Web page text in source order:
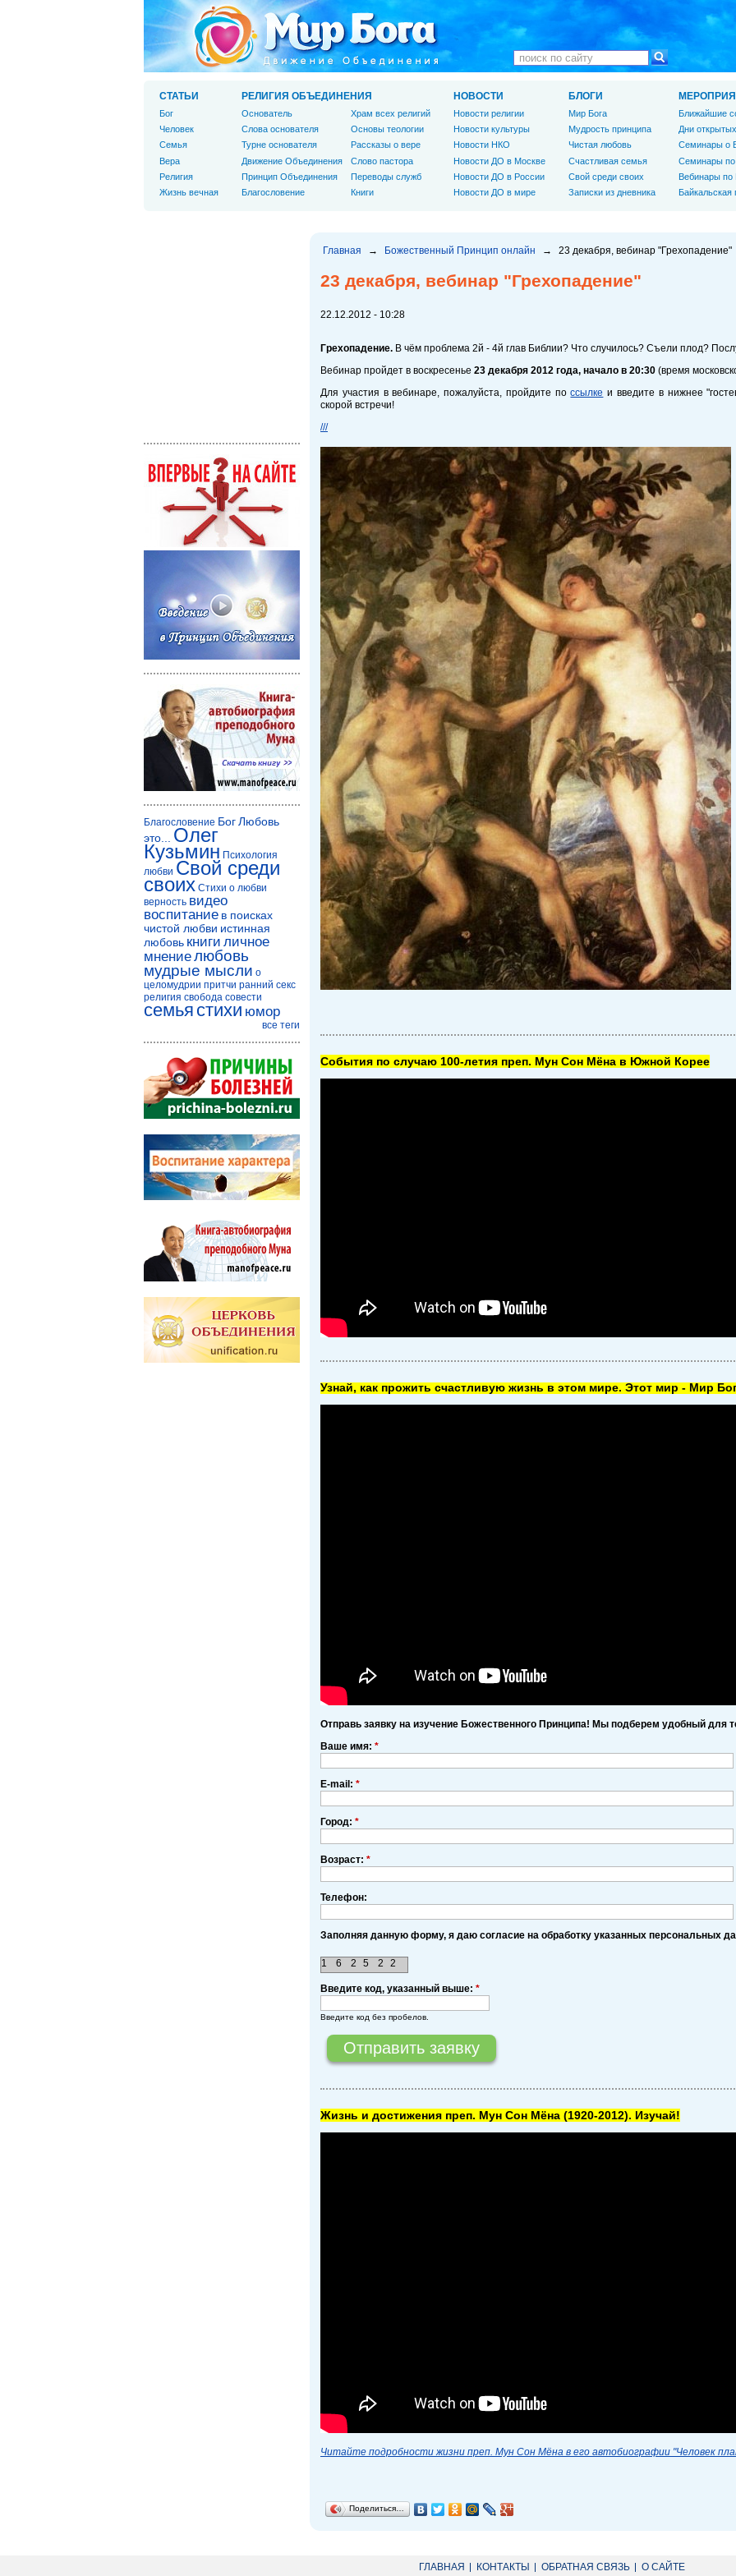
Главная → Божественный Принцип онлайн → 23 декабря, вебинар "Грехопадение"
23 декабря, вебинар "Грехопадение"
22.12.2012 - 10:28
Грехопадение. В чём проблема 2й - 4й глав Библии? Что случилось? Съели плод?
Вебинар пройдет в воскресенье 23 декабря 2012 года, начало в 20:30 (время
Для участия в вебинаре, пожалуйста, пройдите поссылке и введите в нижнее
скорой встречи!
///
Cобытия по случаю 100-летия преп. Мун Сон Мёна в Южной Корее
Узнай, как прожить счастливую жизнь в этом мире. Этот мир - Мир
Отправь заявку на изучение Божественного Принципа! Мы подберем удобный для
Ваше имя: *
E-mail: *
Город: *
Возраст: *
Телефон:
Заполняя данную форму, я даю согласие на обработку указанных персональных
2 5
6
1 2 2
Введите код, указанный выше: *
Введите код без пробелов.
Жизнь и достижения преп. Мун Сон Мёна (1920-2012). Изучай!
Читайте подробности жизни преп. Мун Сон Мёна в его автобиографии "Человек
Поделиться…
СТАТЬИ
Бог
Человек
Cемья
Вера
Религия
Жизнь вечная
РЕЛИГИЯ ОБЪЕДИНЕНИЯ
Основатель
Слова основателя
Турне основателя
Движение Объединения
Принцип Объединения
Благословение
Храм всех религий
Основы теологии
Рассказы о вере
Слово пастора
Переводы служб
Книги
НОВОСТИ
Новости религии
Новости культуры
Новости НКО
Новости ДО в Москве
Новости ДО в России
Новости ДО в мире
БЛОГИ
Мир Бога
Мудрость принципа
Чистая любовь
Счастливая семья
Свой среди своих
Записки из дневника
Ближайшие
Дни
Семинары о
Семинары
Вебинары по
Байкальская
Благословение БогЛюбовь
это...
Олег
Кузьмин Психология
любви Свой среди
своих Стихи о любви
верность видео
воспитание в поисках
чистой любви истинная
любовь книги личное
мнениелюбовь
мудрые мысли о
целомудрии притчи ранний секс
религия свобода совести
семья стихи юмор
все теги
ГЛАВНАЯ КОНТАКТЫ ОБРАТНАЯ СВЯЗЬ О САЙТЕ